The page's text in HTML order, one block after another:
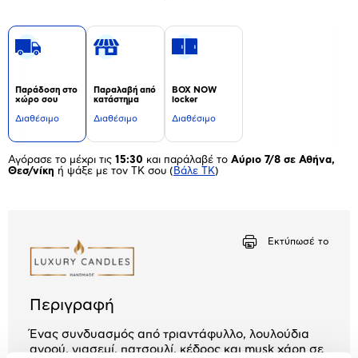
Παράδοση στο
χώρο σου
Διαθέσιμο
Παραλαβή από
κατάστημα
Διαθέσιμο
BOX NOW
locker
Διαθέσιμο
Αγόρασε το μέχρι τις 15:30 και παράλαβέ το Αύριο 7/8 σε Αθήνα,
Θεσ/νίκη ή ψάξε με τον ΤΚ σου ( Βάλε ΤΚ)
Εκτύπωσέ το
Περιγραφή
Ένας συνδυασμός από τριαντάφυλλο, λουλούδια
αγρού, γιασεμί, πατσουλί, κέδρος και musk χάρη σε